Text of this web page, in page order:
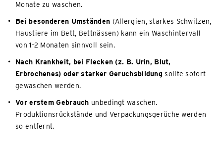
Monate zu waschen.
Bei besonderen Umständen (Allergien, starkes Schwitzen,
Haustiere im Bett, Bettnässen) kann ein Waschintervall
von 1–2 Monaten sinnvoll sein.
Nach Krankheit, bei Flecken (z. B. Urin, Blut,
Erbrochenes) oder starker Geruchsbildung sollte sofort
gewaschen werden.
Vor erstem Gebrauch unbedingt waschen.
Produktionsrückstände und Verpackungsgerüche werden
so entfernt.